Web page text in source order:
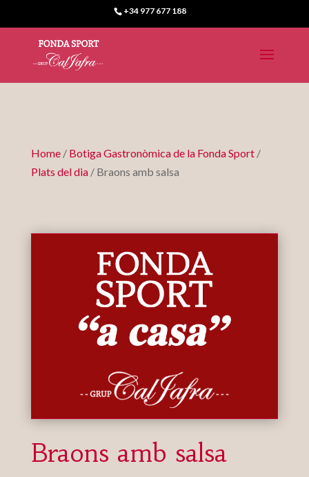
+34 977 677 188
Home/ Botiga Gastronòmica de la Fonda Sport/
Plats del dia/ Braons amb salsa
Braons amb salsa